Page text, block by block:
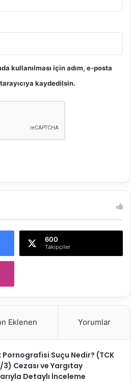
kullanılması için adım, e-posta
kaydedilsin.
600
Takipçiler
Eklenen Yorumlar
Pornografisi Suçu Nedir? (TCK
Cezası ve Yargıtay
Detaylı İnceleme